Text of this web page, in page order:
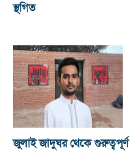
স্থগিত
জুলাই জাদুঘর থেকে গুরুত্বপূর্ণ